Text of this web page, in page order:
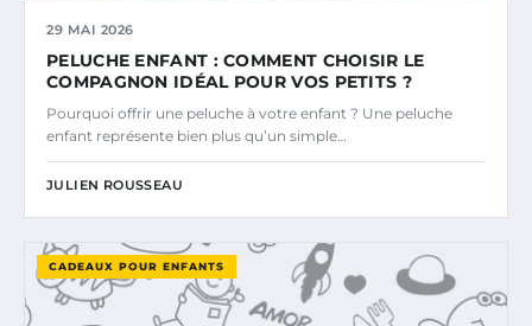
29 MAI 2026
PELUCHE ENFANT : COMMENT CHOISIR LE
COMPAGNON IDÉAL POUR VOS PETITS ?
Pourquoi offrir une peluche à votre enfant ? Une peluche
enfant représente bien plus qu’un simple…
JULIEN ROUSSEAU
CADEAUX POUR ENFANTS